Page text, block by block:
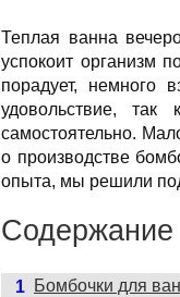
Теплая ванна
успокоит организм
порадует, немного
удовольствие, так
самостоятельно.
о производстве
опыта, мы решили
Содержание
1
Бомбочки для